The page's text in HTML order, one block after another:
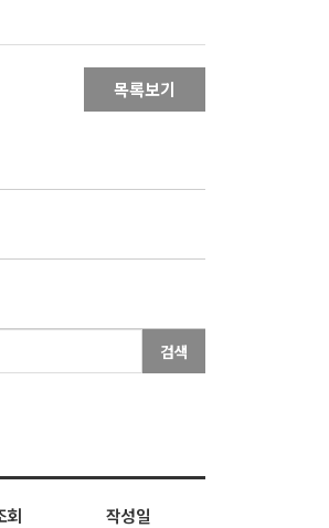
목록보기
검색
회 작성일